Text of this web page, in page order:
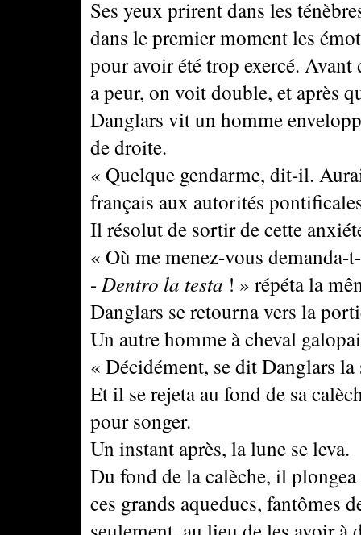
Ses yeux prirent dans les
dans le premier moment les
pour avoir été trop exercé.
a peur, on voit double, et après
Danglars vit un homme
de droite.
« Quelque gendarme, dit-il.
français aux autorités
Il résolut de sortir de cette
« Où me menez-vous demanda-
-Dentro la testa ! » répéta la
Danglars se retourna vers la
Un autre homme à cheval
« Décidément, se dit Danglars
Et il se rejeta au fond de sa
pour songer.
Un instant après, la lune se leva.
Du fond de la calèche, il
ces grands aqueducs, fantômes